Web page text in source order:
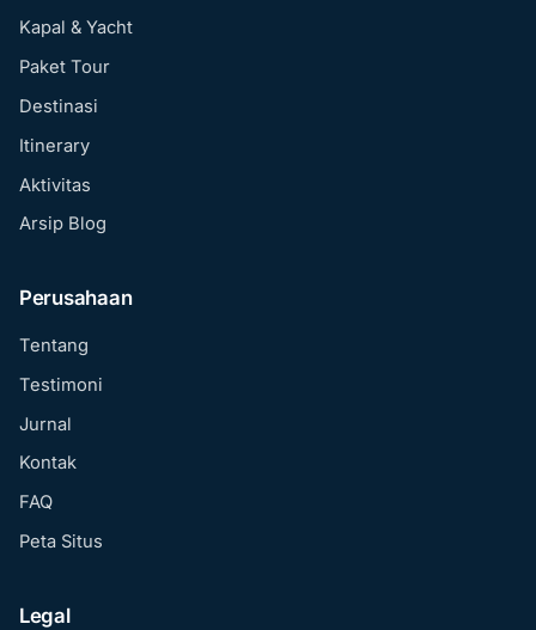
Kapal & Yacht
Paket Tour
Destinasi
Itinerary
Aktivitas
Arsip Blog
Perusahaan
Tentang
Testimoni
Jurnal
Kontak
FAQ
Peta Situs
Legal